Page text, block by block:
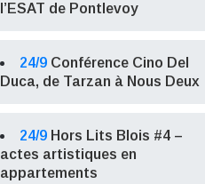
l’ESAT de Pontlevoy
24/9 Conférence Cino Del
Duca, de Tarzan à Nous Deux
24/9 Hors Lits Blois #4 –
actes artistiques en
appartements